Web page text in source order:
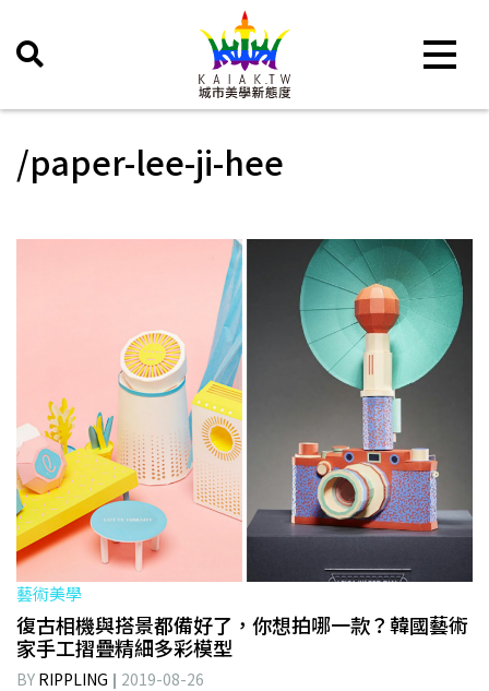
Toggle
/paper-lee-ji-hee
藝術美學
復古相機與搭景都備好了，你想拍哪一款？韓國藝術
家手工摺疊精細多彩模型
BY RIPPLING
2019-08-26